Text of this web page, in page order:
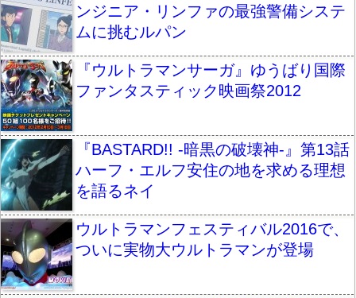
ンジニア・リンファの最強警備システ
ムに挑むルパン
『ウルトラマンサーガ』ゆうばり国際
ファンタスティック映画祭2012
『BASTARD!! -暗黒の破壊神-』第13話
ハーフ・エルフ安住の地を求める理想
を語るネイ
ウルトラマンフェスティバル2016で、
ついに実物大ウルトラマンが登場